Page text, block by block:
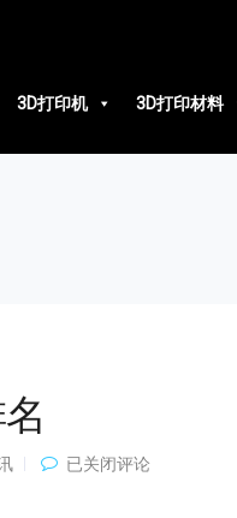
3D打印机 3D打印材料
正
已关闭评论